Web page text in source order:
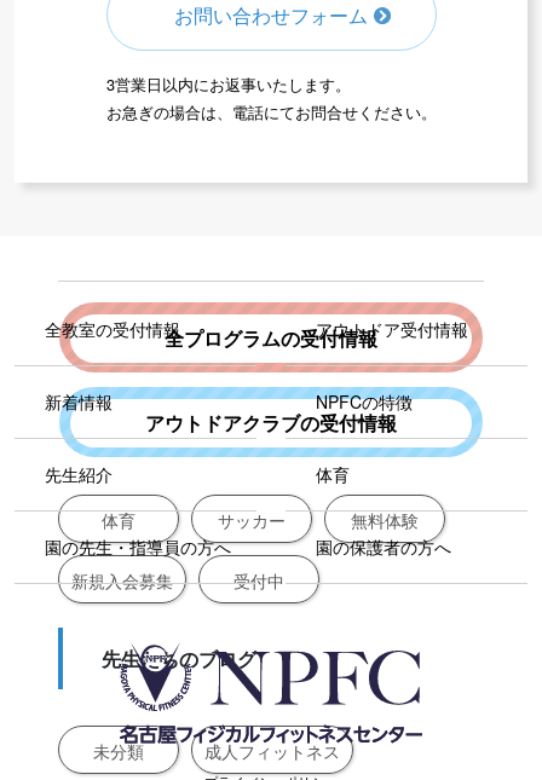
全プログラムの受付情報
アウトドアクラブの受付情報
体育 サッカー 無料体験
新規入会募集 受付中
先生たちのブログ
未分類 成人フィットネス
お問い合わせフォーム
3営業日以内にお返事いたします。
お急ぎの場合は、電話にてお問合せください。
全教室の受付情報 アウトドア受付情報
新着情報 NPFCの特徴
先生紹介 体育
園の先生・指導員の方へ 園の保護者の方へ